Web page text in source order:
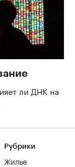
ли ДНК на
Рубрики
Жилье